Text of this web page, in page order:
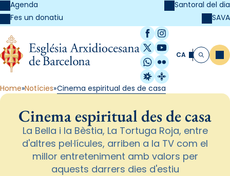
Agenda
Fes un donatiu
Santoral del dia
SAVA
Facebook
Instagram
X / Twitter
YouTube
WhatsApp
Flickr
Radio Estel
Catalunya
CA Cerca
Home Notícies Cinema espiritual des de casa
Cinema espiritual des de casa
La Bella i la Bèstia, La Tortuga Roja, entre
d'altres pel·lícules, arriben a la TV com el
millor entreteniment amb valors per
aquests darrers dies d'estiu